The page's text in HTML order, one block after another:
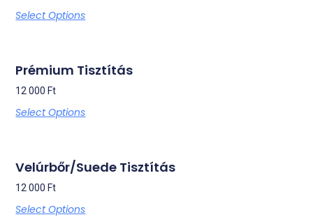
Select Options
Prémium Tisztítás
12 000 Ft
Select Options
Velúrbőr/Suede Tisztítás
12 000 Ft
Select Options